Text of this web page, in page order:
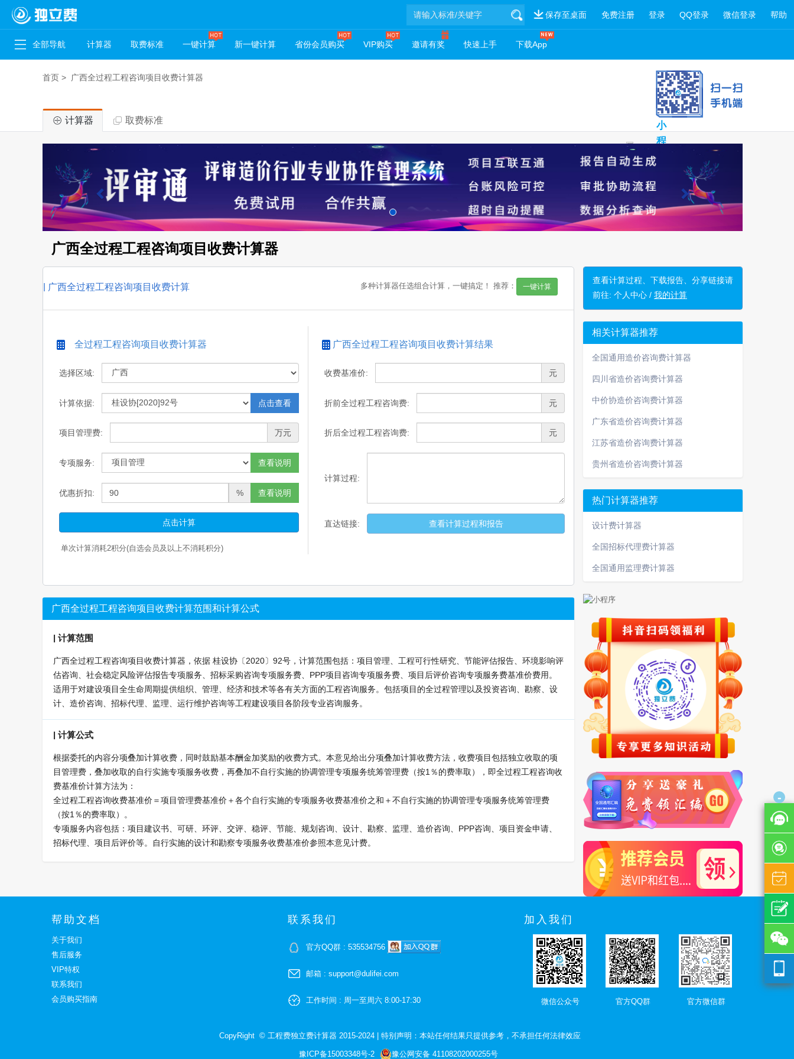
免费注册 登录 QQ登录 微信登录 帮助
保存至桌面
全部导航 计算器 取费标准 一键计算 新一键计算 省份会员购买 VIP购买 邀请有奖 快速上手 下载App
首页 > 广西全过程工程咨询项目收费计算器
扫
一
扫
小
程
计算器 取费标准
广西全过程工程咨询项目收费计算器
广西全过程工程咨询项目收费计算 多种计算器任选组合计算，一键搞定！推荐： 一键计算
全过程工程咨询项目收费计算器
选择区域:
计算依据: 点击查看
项目管理费: 万元
专项服务: 查看说明
优惠折扣: % 查看说明
点击计算
单次计算消耗2积分(自选会员及以上不消耗积分)
广西全过程工程咨询项目收费计算结果
收费基准价: 元
折前全过程工程咨询费: 元
折后全过程工程咨询费: 元
计算过程:
直达链接: 查看计算过程和报告
广西全过程工程咨询项目收费计算范围和计算公式
| 计算范围
广西全过程工程咨询项目收费计算器，依据 桂设协〔2020〕92号，计算范围包括：项目管理、工程可行性研究、节能评估报告、环境影响评
估咨询、社会稳定风险评估报告专项服务、招标采购咨询专项服务费、PPP项目咨询专项服务费、项目后评价咨询专项服务费基准价费用。
适用于对建设项目全生命周期提供组织、管理、经济和技术等各有关方面的工程咨询服务。包括项目的全过程管理以及投资咨询、勘察、设
计、造价咨询、招标代理、监理、运行维护咨询等工程建设项目各阶段专业咨询服务。
| 计算公式
根据委托的内容分项叠加计算收费，同时鼓励基本酬金加奖励的收费方式。本意见给出分项叠加计算收费方法，收费项目包括独立收取的项
目管理费，叠加收取的自行实施专项服务收费，再叠加不自行实施的协调管理专项服务统筹管理费（按1％的费率取），即全过程工程咨询收
费基准价计算方法为：
全过程工程咨询收费基准价＝项目管理费基准价＋各个自行实施的专项服务收费基准价之和＋不自行实施的协调管理专项服务统筹管理费
（按1％的费率取）。
专项服务内容包括：项目建议书、可研、环评、交评、稳评、节能、规划咨询、设计、勘察、监理、造价咨询、PPP咨询、项目资金申请、
招标代理、项目后评价等。自行实施的设计和勘察专项服务收费基准价参照本意见计费。
查看计算过程、下载报告、分享链接请
前往: 个人中心 / 我的计算
相关计算器推荐
全国通用造价咨询费计算器
四川省造价咨询费计算器
中价协造价咨询费计算器
广东省造价咨询费计算器
江苏省造价咨询费计算器
贵州省造价咨询费计算器
热门计算器推荐
设计费计算器
全国招标代理费计算器
全国通用监理费计算器
帮助文档
关于我们
售后服务
VIP特权
联系我们
会员购买指南
联系我们
官方QQ群 : 535534756
邮箱 : support@dulifei.com
工作时间 : 周一至周六 8:00-17:30
加入我们
微信公众号 官方QQ群 官方微信群
CopyRight © 工程费独立费计算器 2015-2024 特别声明：本站任何结果只提供参考，不承担任何法律效应
豫ICP备15003348号-2 豫公网安备 41108202000255号
-